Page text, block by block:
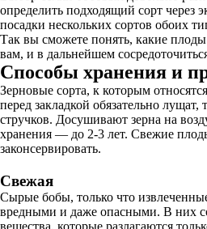
определить подходящий сорт через
посадки нескольких сортов обоих
Так вы сможете понять, какие
вам, и в дальнейшем
Способы хранения и
Зерновые сорта, к которым
перед закладкой обязательно
стручков. Досушивают зерна на
хранения — до 2-3 лет. Свежие
законсервировать.
Свежая
Сырые бобы, только что
вредными и даже опасными. В них
вещества, которые разлагаются